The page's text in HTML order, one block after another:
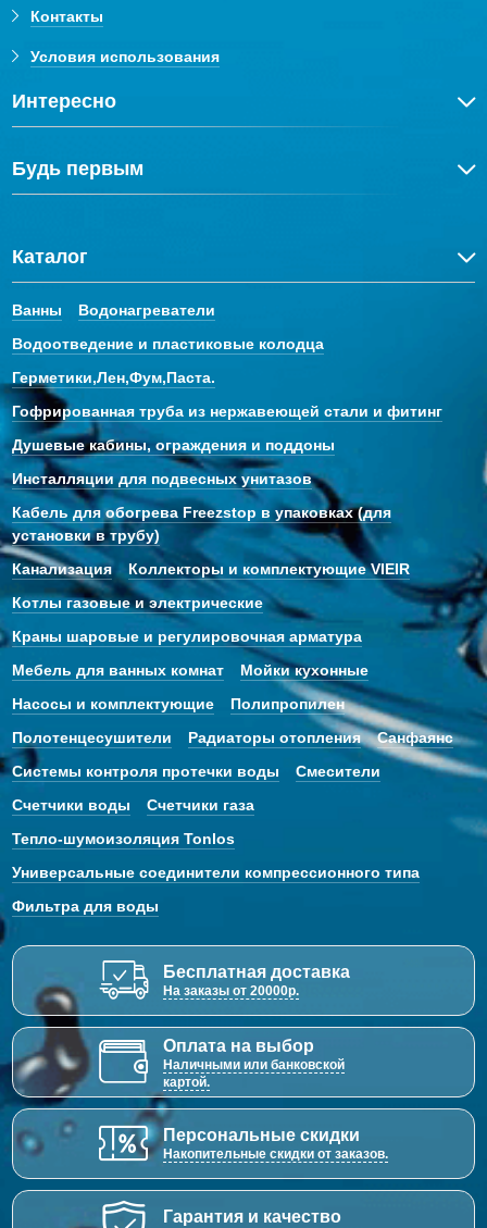
Контакты
Условия использования
Интересно
Будь первым
Каталог
Ванны
Водонагреватели
Водоотведение и пластиковые колодца
Герметики,Лен,Фум,Паста.
Гофрированная труба из нержавеющей стали и фитинг
Душевые кабины, ограждения и поддоны
Инсталляции для подвесных унитазов
Кабель для обогрева Freezstop в упаковках (для
установки в трубу)
Канализация
Коллекторы и комплектующие VIEIR
Котлы газовые и электрические
Краны шаровые и регулировочная арматура
Мебель для ванных комнат
Мойки кухонные
Насосы и комплектующие
Полипропилен
Полотенцесушители
Радиаторы отопления
Санфаянс
Системы контроля протечки воды
Смесители
Счетчики воды
Счетчики газа
Тепло-шумоизоляция Tonlos
Универсальные соединители компрессионного типа
Фильтра для воды
Бесплатная доставка
На заказы от 20000р.
Оплата на выбор
Наличными или банковской
картой.
Персональные скидки
Накопительные скидки от заказов.
Гарантия и качество